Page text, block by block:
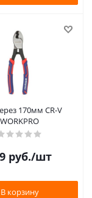
170мм CR-V
WORKPRO
руб./шт
В корзину